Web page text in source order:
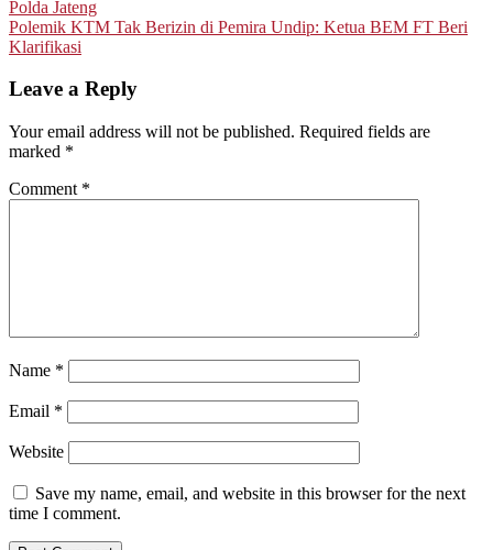
navigation
Polda Jateng
Polemik KTM Tak Berizin di Pemira Undip: Ketua BEM FT Beri
Klarifikasi
Leave a Reply
Your email address will not be published. Required fields are
marked *
Comment *
Name *
Email *
Website
Save my name, email, and website in this browser for the next
time I comment.